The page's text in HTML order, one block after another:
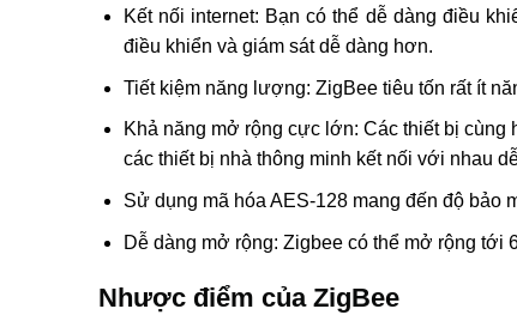
Kết nối internet: Bạn có thể dễ dàng điều
điều khiển và giám sát dễ dàng hơn.
Tiết kiệm năng lượng: ZigBee tiêu tốn rất ít
Khả năng mở rộng cực lớn: Các thiết bị
các thiết bị nhà thông minh kết nối với nhau
Sử dụng mã hóa AES-128 mang đến độ bảo
Dễ dàng mở rộng: Zigbee có thể mở rộng tới
Nhược điểm của ZigBee